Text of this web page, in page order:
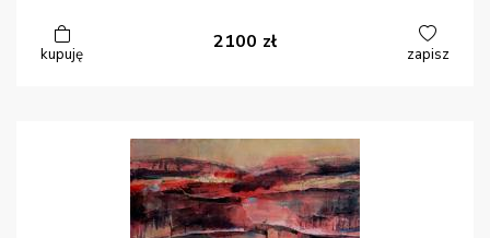
kupuję
2100 zł
zapisz